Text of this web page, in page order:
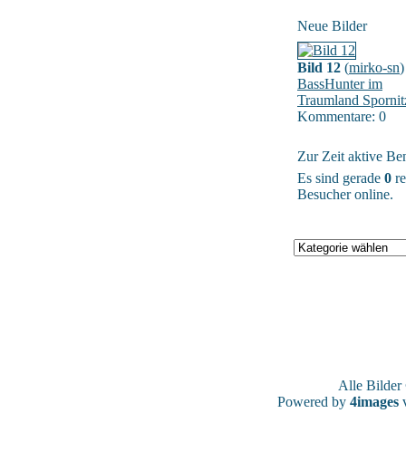
Neue Bilder
Bild 12 (mirko-sn)
BassHunter im
Traumland
Kommentare: 0
Zur Zeit aktive
Es sind gerade 0
Besucher online.
Alle
Powered by 4images